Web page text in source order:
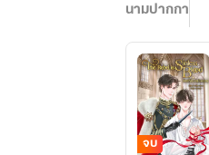
นามปากกา
จบ